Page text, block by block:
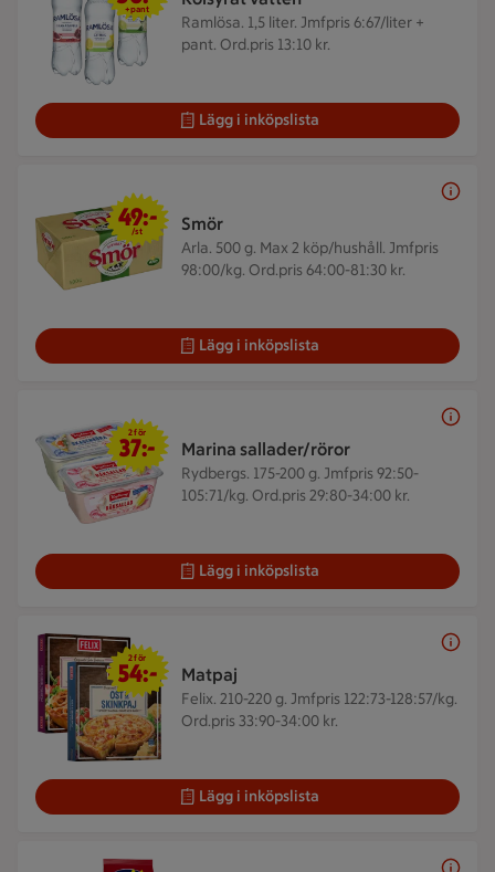
Ramlösa. 1,5 liter. Jmfpris 6:67/liter +
pant. Ord.pris 13:10 kr.
+pant
Lägg i inköpslista
Smör
Arla. 500 g. Max 2 köp/hushåll. Jmfpris
98:00/kg. Ord.pris 64:00-81:30 kr.
49 kr/st
49:-
/st
Lägg i inköpslista
Marina sallader/röror
Rydbergs. 175-200 g. Jmfpris 92:50-
105:71/kg. Ord.pris 29:80-34:00 kr.
2 för 37 kr
2 för
37:-
Lägg i inköpslista
Matpaj
Felix. 210-220 g. Jmfpris 122:73-128:57/kg.
Ord.pris 33:90-34:00 kr.
2 för 54 kr
2 för
54:-
Lägg i inköpslista